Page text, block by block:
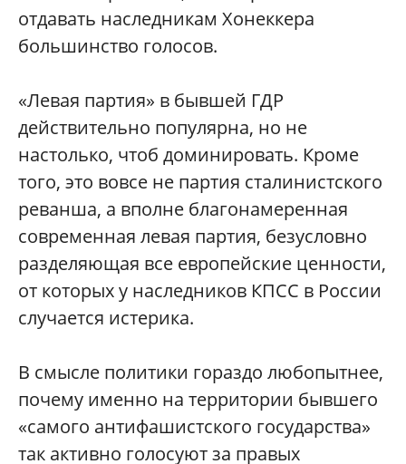
отдавать наследникам Хонеккера
большинство голосов.
«Левая партия» в бывшей ГДР
действительно популярна, но не
настолько, чтоб доминировать. Кроме
того, это вовсе не партия сталинистского
реванша, а вполне благонамеренная
современная левая партия, безусловно
разделяющая все европейские ценности,
от которых у наследников КПСС в России
случается истерика.
В смысле политики гораздо любопытнее,
почему именно на территории бывшего
«самого антифашистского государства»
так активно голосуют за правых